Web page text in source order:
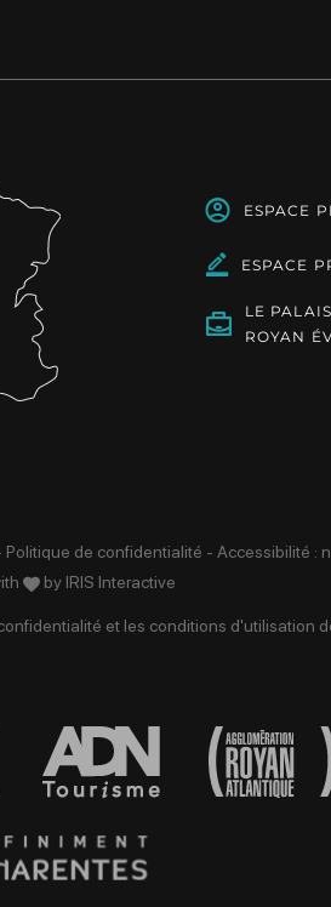
ESPACE
ESPACE
LE PALAIS
ROYAN
Politique de confidentialité - Accessibilité :
by IRIS Interactive
et les conditions d'utilisation